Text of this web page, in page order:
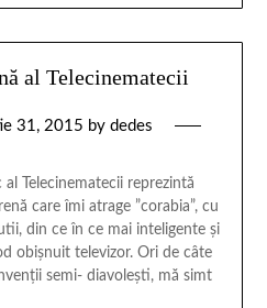
al Telecinematecii
31, 2015 by dedes
Telecinematecii reprezintă
care îmi atrage ”corabia”, cu
din ce în ce mai inteligente și
obișnuit televizor. Ori de câte
semi- diavolești, mă simt